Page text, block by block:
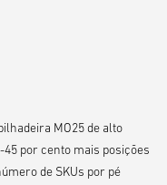
MO25 de alto
por cento mais posições
de SKUs por pé